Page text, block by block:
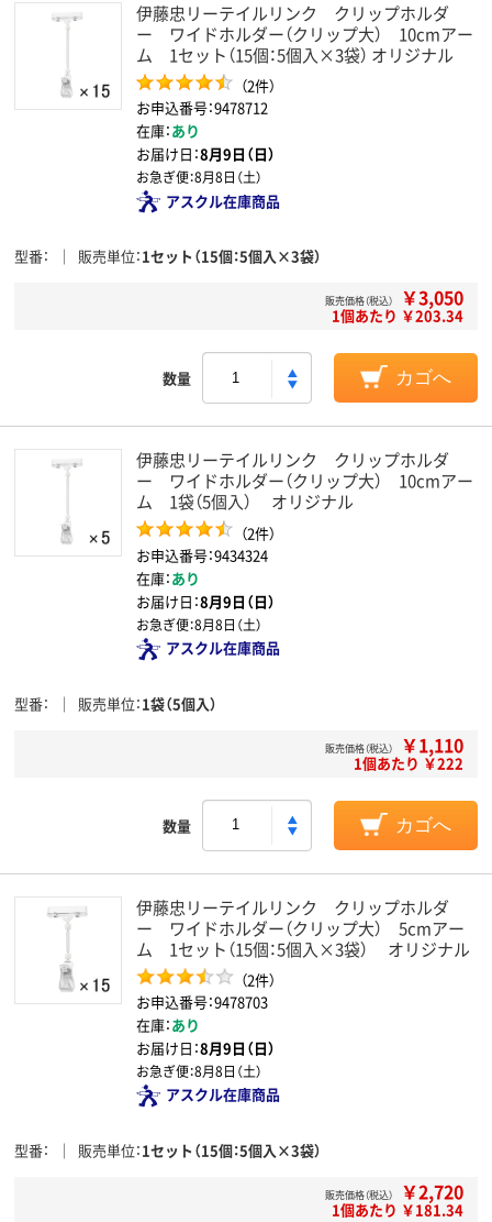
伊藤忠リーテイルリンク クリップホルダ
ー ワイドホルダー（クリップ大） 10cmアー
ム 1セット（15個：5個入×3袋） オリジナル
（2件）
お申込番号：9478712
在庫：あり
お届け日：8月9日（日）
お急ぎ便：8月8日（土）
アスクル在庫商品
型番 販売単位 1セット（15個：5個入×3袋）
販売価格（税込） ￥3,050
1個あたり ￥203.34
数量 カゴへ
伊藤忠リーテイルリンク クリップホルダ
ー ワイドホルダー（クリップ大） 10cmアー
ム 1袋（5個入） オリジナル
（2件）
お申込番号：9434324
在庫：あり
お届け日：8月9日（日）
お急ぎ便：8月8日（土）
アスクル在庫商品
型番 販売単位 1袋（5個入）
販売価格（税込） ￥1,110
1個あたり ￥222
数量 カゴへ
伊藤忠リーテイルリンク クリップホルダ
ー ワイドホルダー（クリップ大） 5cmアー
ム 1セット（15個：5個入×3袋） オリジナル
（2件）
お申込番号：9478703
在庫：あり
お届け日：8月9日（日）
お急ぎ便：8月8日（土）
アスクル在庫商品
型番 販売単位 1セット（15個：5個入×3袋）
販売価格（税込） ￥2,720
1個あたり ￥181.34